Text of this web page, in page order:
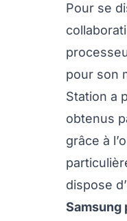
Pour se
pour son
Station a
obtenus
grâce à
dispose
Samsung